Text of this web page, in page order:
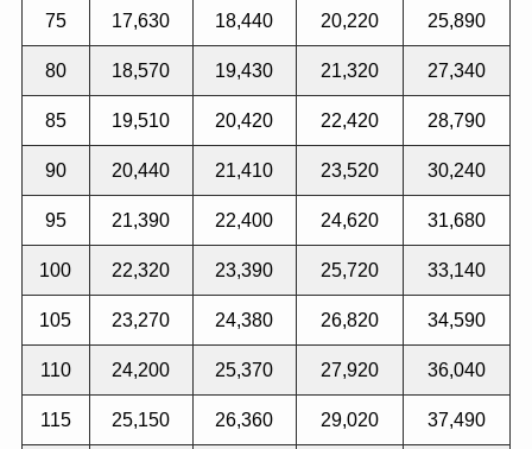
75 17,630 18,440 20,220 25,890
80 18,570 19,430 21,320 27,340
85 19,510 20,420 22,420 28,790
90 20,440 21,410 23,520 30,240
95 21,390 22,400 24,620 31,680
100 22,320 23,390 25,720 33,140
105 23,270 24,380 26,820 34,590
110 24,200 25,370 27,920 36,040
115 25,150 26,360 29,020 37,490